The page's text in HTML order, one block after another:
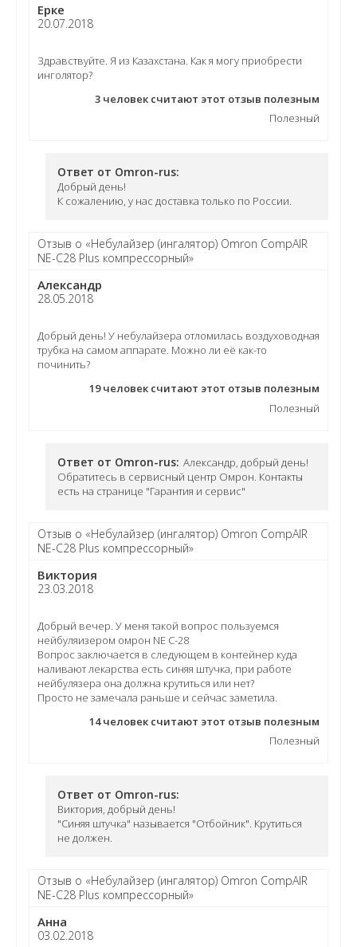
Ерке
20.07.2018
Здравствуйте. Я из Казахстана. Как я могу приобрести
инголятор?
3 человек считают этот отзыв полезным
Полезный
Ответ от Omron-rus:
Добрый день!
К сожалению, у нас доставка только по России.
Отзыв о «Небулайзер (ингалятор) Omron CompAIR
NE-C28 Plus компрессорный»
Александр
28.05.2018
Добрый день! У небулайзера отломилась воздуховодная
трубка на самом аппарате. Можно ли её как-то
починить?
19человек считают этот отзыв полезным
Полезный
Ответ от Omron-rus: Александр, добрый день!
Обратитесь в сервисный центр Омрон. Контакты
есть на странице "Гарантия и сервис"
Отзыв о «Небулайзер (ингалятор) Omron CompAIR
NE-C28 Plus компрессорный»
Виктория
23.03.2018
Добрый вечер. У меня такой вопрос пользуемся
нейбуляизером омрон NE C-28
Вопрос заключается в следующем в контейнер куда
наливают лекарства есть синяя штучка, при работе
нейбулязера она должна крутиться или нет?
Просто не замечала раньше и сейчас заметила.
14человек считают этот отзыв полезным
Полезный
Ответ от Omron-rus:
Виктория, добрый день!
"Синяя штучка" называется "Отбойник". Крутиться
не должен.
Отзыв о «Небулайзер (ингалятор) Omron CompAIR
NE-C28 Plus компрессорный»
Анна
03.02.2018